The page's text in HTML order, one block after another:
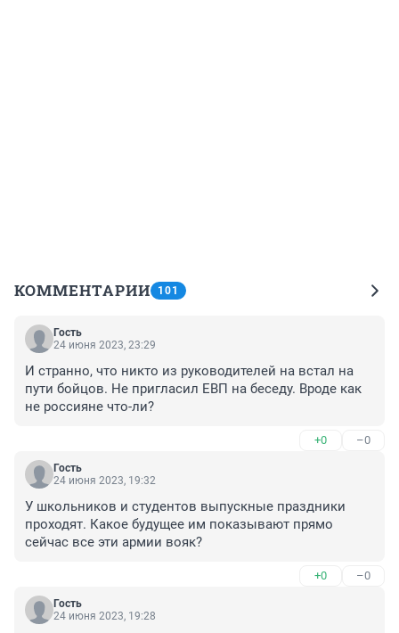
КОММЕНТАРИИ 101
Гость
24 июня 2023, 23:29
И странно, что никто из руководителей на встал на
пути бойцов. Не пригласил ЕВП на беседу. Вроде как
не россияне что-ли?
+0 –0
Гость
24 июня 2023, 19:32
У школьников и студентов выпускные праздники
проходят. Какое будущее им показывают прямо
сейчас все эти армии вояк?
+0 –0
Гость
24 июня 2023, 19:28